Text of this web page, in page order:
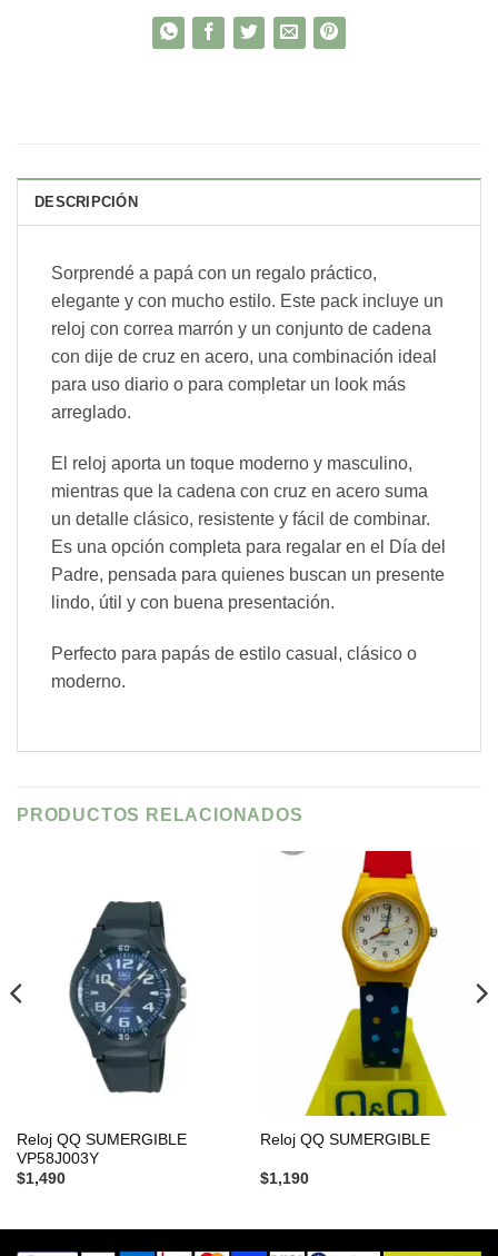
DESCRIPCIÓN
Sorprendé a papá con un regalo práctico,
elegante y con mucho estilo. Este pack incluye un
reloj con correa marrón y un conjunto de cadena
con dije de cruz en acero, una combinación ideal
para uso diario o para completar un look más
arreglado.
El reloj aporta un toque moderno y masculino,
mientras que la cadena con cruz en acero suma
un detalle clásico, resistente y fácil de combinar.
Es una opción completa para regalar en el Día del
Padre, pensada para quienes buscan un presente
lindo, útil y con buena presentación.
Perfecto para papás de estilo casual, clásico o
moderno.
PRODUCTOS RELACIONADOS
Reloj QQ SUMERGIBLE
VP58J003Y
$1,490
Reloj QQ SUMERGIBLE
$1,190